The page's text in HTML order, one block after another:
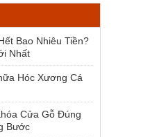
tại
1.954.000 ₫.
Bao Nhiêu Tiền?
Nhất
Hóc Xương Cá
Cửa Gỗ Đúng
Bước